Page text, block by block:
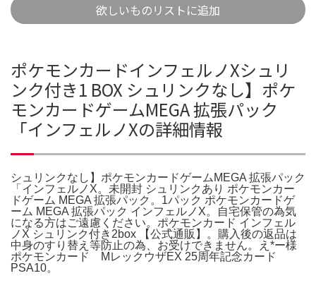
欲しいものリストに追加
ポケモンカードインフェルノXシュリ
ンク付き1 BOX シュリンクなし】ポケ
モンカードゲームMEGA 拡張パック
「インフェルノXの詳細情報
シュリンクなし】ポケモンカードゲームMEGA 拡張パック
「インフェルノX。未開封 シュリンクあり ポケモンカー
ドゲーム MEGA 拡張パック。1パック ポケモンカードゲ
ーム MEGA 拡張パック インフェルノX。自宅保管の為気
になる方はご遠慮ください。ポケモンカード インフェル
ノX シュリンク付き2box 【公式通販】。購入後の返品は
中身のすり替え等防止の為、お受けできません。え*ー様
ポケモンカード MレックウザEX 25周年記念カード
PSA10。